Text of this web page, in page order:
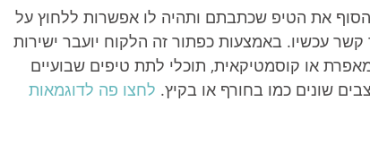
הסוף את הטיפ שכתבתם ותהיה לו אפשרות ללחוץ על
עכשיו. באמצעות כפתור זה הלקוח יועבר ישירות
או קוסמטיקאית, תוכלי לתת טיפים שבועיים
שונים כמו בחורף או בקיץ. לחצו פה לדוגמאות